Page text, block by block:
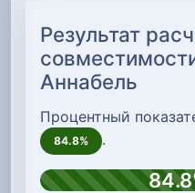
Результат
Аннабель
Процентный
84.8% .